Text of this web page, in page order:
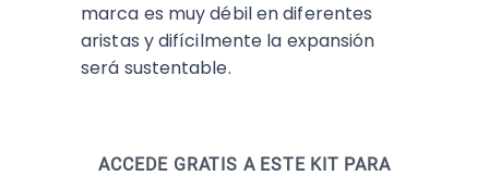
marca es muy débil en diferentes
aristas y difícilmente la expansión
será sustentable.
ACCEDE GRATIS A ESTE KIT PARA